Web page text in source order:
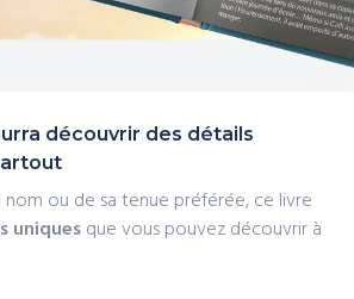
découvrir des détails
nom ou de sa tenue préférée, ce livre
uniquesque vous pouvez découvrir à